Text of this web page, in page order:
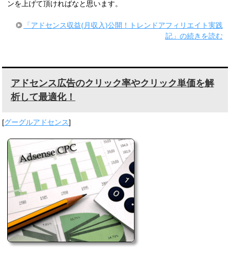
ンを上げて頂ければなと思います。
「アドセンス収益(月収入)公開！トレンドアフィリエイト実践
記」の続きを読む
アドセンス広告のクリック率やクリック単価を解
析して最適化！
[グーグルアドセンス]